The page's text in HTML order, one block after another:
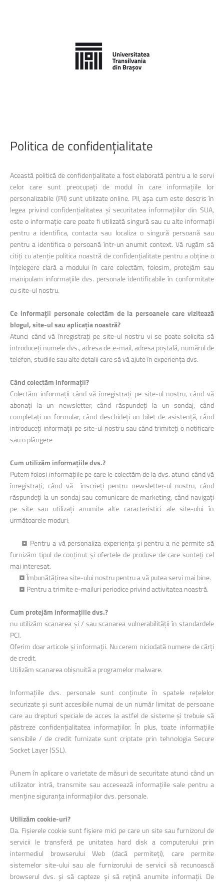
Politica de confidențialitate
Această politică de confidențialitate a fost elaborată pentru a le servi
celor care sunt preocupați de modul în care informațiile lor
personalizabile (PII) sunt utilizate online. PII, așa cum este descris în
legea privind confidențialitatea și securitatea informațiilor din SUA,
este o informație care poate fi utilizată singură sau cu alte informații
pentru a identifica, contacta sau localiza o singură persoană sau
pentru a identifica o persoană într-un anumit context. Vă rugăm să
citiți cu atenție politica noastră de confidențialitate pentru a obține o
înțelegere clară a modului în care colectăm, folosim, protejăm sau
manipulam informațiile dvs. personale identificabile în conformitate
cu site-ul nostru.
Ce informații personale colectăm de la persoanele care vizitează
blogul, site-ul sau aplicația noastră?
Atunci când vă înregistrați pe site-ul nostru vi se poate solicita să
introduceți numele dvs., adresa de e-mail, adresa poștală, numărul de
telefon, studiile sau alte detalii care să vă ajute în experiența dvs.
Când colectăm informații?
Colectăm informații când vă înregistrați pe site-ul nostru, când vă
abonați la un newsletter, când răspundeți la un sondaj, când
completați un formular, când deschideți un bilet de asistență, când
introduceți informații pe site-ul nostru sau când trimiteți o notificare
sau o plângere
Cum utilizăm informațiile dvs.?
Putem folosi informațiile pe care le colectăm de la dvs. atunci când vă
înregistrați, când vă înscrieți pentru newsletter-ul nostru, când
răspundeți la un sondaj sau comunicare de marketing, când navigați
pe site sau utilizați anumite alte caracteristici ale site-ului în
următoarele moduri:
• Pentru a vă personaliza experiența și pentru a ne permite să
furnizăm tipul de conținut și ofertele de produse de care sunteți cel
mai interesat.
• Îmbunătățirea site-ului nostru pentru a vă putea servi mai bine.
• Pentru a trimite e-mailuri periodice privind activitatea noastră.
Cum protejăm informațiile dvs.?
nu utilizăm scanarea și / sau scanarea vulnerabilității în standardele
PCI.
Oferim doar articole și informații. Nu cerem niciodată numere de cărți
de credit.
Utilizăm scanarea obișnuită a programelor malware.
Informațiile dvs. personale sunt conținute în spatele rețelelor
securizate și sunt accesibile numai de un număr limitat de persoane
care au drepturi speciale de acces la astfel de sisteme și trebuie să
păstreze confidențialitatea informațiilor. În plus, toate informațiile
sensibile / de credit furnizate sunt criptate prin tehnologia Secure
Socket Layer (SSL).
Punem în aplicare o varietate de măsuri de securitate atunci când un
utilizator intră, transmite sau accesează informațiile sale pentru a
menține siguranța informațiilor dvs. personale.
Utilizăm cookie-uri?
Da. Fișierele cookie sunt fișiere mici pe care un site sau furnizorul de
servicii le transferă pe unitatea hard disk a computerului prin
intermediul browserului Web (dacă permiteți), care permite
sistemelor site-ului sau ale furnizorului de servicii să recunoască
browserul dvs. și să capteze și să rețină anumite informații. De